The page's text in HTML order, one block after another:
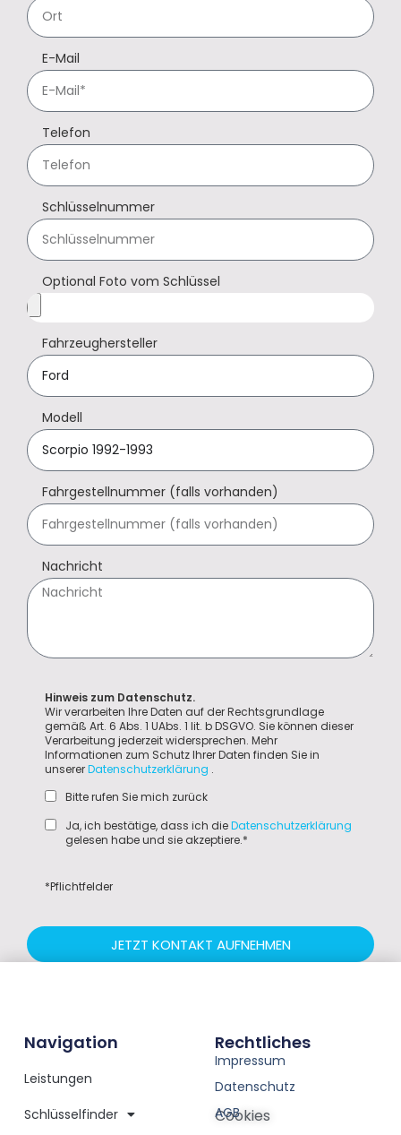
E-Mail
Telefon
Schlüsselnummer
Optional Foto vom Schlüssel
Fahrzeughersteller
Modell
Fahrgestellnummer (falls vorhanden)
Nachricht
Hinweis zum Datenschutz.
Wir verarbeiten Ihre Daten auf der Rechtsgrundlage
gemäß Art. 6 Abs. 1 UAbs. 1 lit. b DSGVO. Sie können dieser
Verarbeitung jederzeit widersprechen. Mehr
Informationen zum Schutz Ihrer Daten finden Sie in
unsererDatenschutzerklärung .
Bitte rufen Sie mich zurück
Ja, ich bestätige, dass ich dieDatenschutzerklärung
gelesen habe und sie akzeptiere.*
*Pflichtfelder
JETZT KONTAKT AUFNEHMEN
Navigation
Leistungen
Schlüsselfinder
Rechtliches
Impressum
Datenschutz
AGB
Cookies